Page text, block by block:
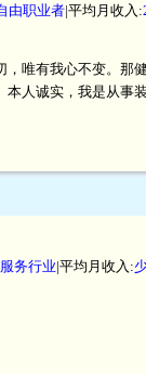
由职业者|平均月收入:
唯有我心不变。那
人诚实，我是从事
务行业|平均月收入: